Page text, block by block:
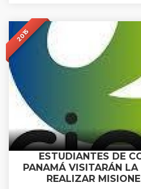
2015
ESTUDIANTES DE
PANAMÁ VISITARÁN LA
REALIZAR